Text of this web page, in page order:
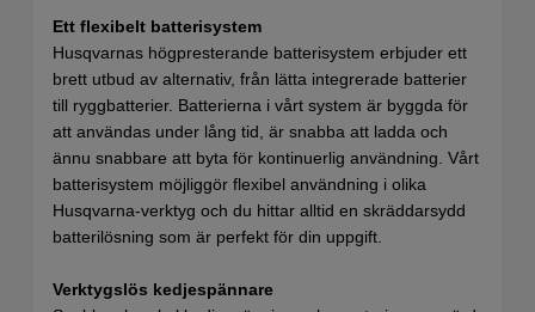
Ett flexibelt batterisystem
Husqvarnas högpresterande batterisystem erbjuder ett
brett utbud av alternativ, från lätta integrerade batterier
till ryggbatterier. Batterierna i vårt system är byggda för
att användas under lång tid, är snabba att ladda och
ännu snabbare att byta för kontinuerlig användning. Vårt
batterisystem möjliggör flexibel användning i olika
Husqvarna-verktyg och du hittar alltid en skräddarsydd
batterilösning som är perfekt för din uppgift.
Verktygslös kedjespännare